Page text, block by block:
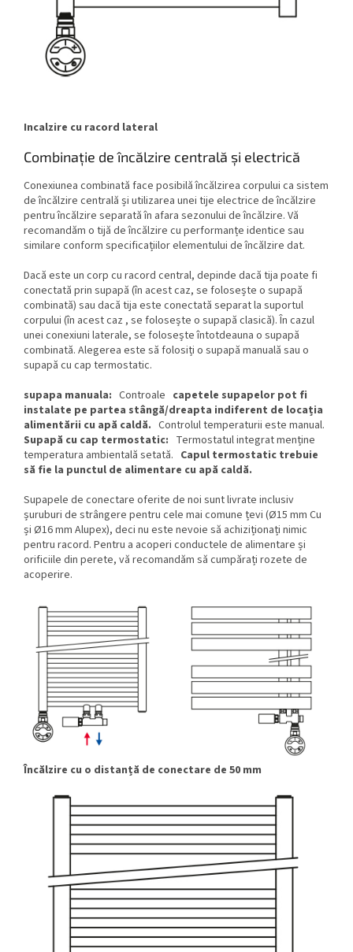
Incalzire cu racord lateral
Combinație de încălzire centrală și electrică
Conexiunea combinată face posibilă încălzirea corpului ca sistem
de încălzire centrală și utilizarea unei tije electrice de încălzire
pentru încălzire separată în afara sezonului de încălzire. Vă
recomandăm o tijă de încălzire cu performanțe identice sau
similare conform specificațiilor elementului de încălzire dat.
Dacă este un corp cu racord central, depinde dacă tija poate fi
conectată prin supapă (în acest caz, se folosește o supapă
combinată) sau dacă tija este conectată separat la suportul
corpului (în acest caz , se folosește o supapă clasică). În cazul
unei conexiuni laterale, se folosește întotdeauna o supapă
combinată. Alegerea este să folosiți o supapă manuală sau o
supapă cu cap termostatic.
supapa manuala: Controale capetele supapelor pot fi
instalate pe partea stângă/dreapta indiferent de locația
alimentării cu apă caldă. Controlul temperaturii este manual.
Supapă cu cap termostatic: Termostatul integrat menține
temperatura ambientală setată. Capul termostatic trebuie
să fie la punctul de alimentare cu apă caldă.
Supapele de conectare oferite de noi sunt livrate inclusiv
șuruburi de strângere pentru cele mai comune țevi (Ø15 mm Cu
și Ø16 mm Alupex), deci nu este nevoie să achiziționați nimic
pentru racord. Pentru a acoperi conductele de alimentare și
orificiile din perete, vă recomandăm să cumpărați rozete de
acoperire.
Încălzire cu o distanță de conectare de 50 mm